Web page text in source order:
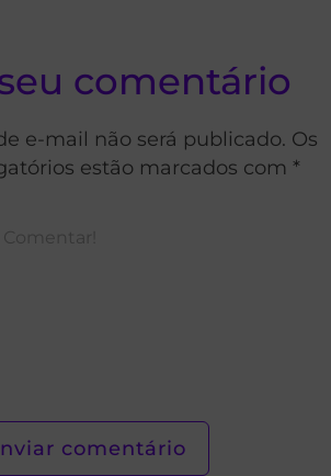
comentário
e-mail não será publicado. Os
estão marcados com *